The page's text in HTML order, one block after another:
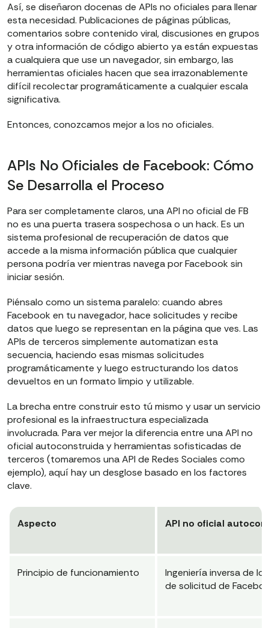
Así, se diseñaron docenas de APIs no oficiales para llenar
esta necesidad. Publicaciones de páginas públicas,
comentarios sobre contenido viral, discusiones en grupos
y otra información de código abierto ya están expuestas
a cualquiera que use un navegador, sin embargo, las
herramientas oficiales hacen que sea irrazonablemente
difícil recolectar programáticamente a cualquier escala
significativa.
Entonces, conozcamos mejor a los no oficiales.
APIs No Oficiales de Facebook: Cómo
Se Desarrolla el Proceso
Para ser completamente claros, una API no oficial de FB
no es una puerta trasera sospechosa o un hack. Es un
sistema profesional de recuperación de datos que
accede a la misma información pública que cualquier
persona podría ver mientras navega por Facebook sin
iniciar sesión.
Piénsalo como un sistema paralelo: cuando abres
Facebook en tu navegador, hace solicitudes y recibe
datos que luego se representan en la página que ves. Las
APIs de terceros simplemente automatizan esta
secuencia, haciendo esas mismas solicitudes
programáticamente y luego estructurando los datos
devueltos en un formato limpio y utilizable.
La brecha entre construir esto tú mismo y usar un servicio
profesional es la infraestructura especializada
involucrada. Para ver mejor la diferencia entre una API no
oficial autoconstruida y herramientas sofisticadas de
terceros (tomaremos una API de Redes Sociales como
ejemplo), aquí hay un desglose basado en los factores
clave.
Aspecto API no oficial
Principio de funcionamiento
Ingeniería inversa de
de solicitud de